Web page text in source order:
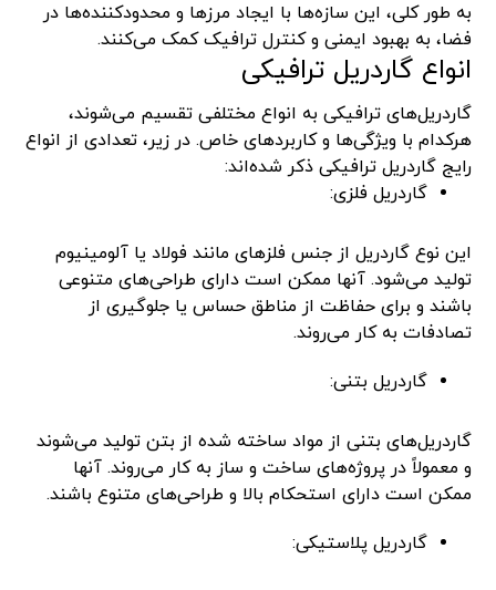
به طور کلی، این سازه‌ها با ایجاد مرزها و محدودکننده‌ها در
فضا، به بهبود ایمنی و کنترل ترافیک کمک می‌کنند.
انواع گاردریل ترافیکی
گاردریل‌های ترافیکی به انواع مختلفی تقسیم می‌شوند،
هرکدام با ویژگی‌ها و کاربردهای خاص. در زیر، تعدادی از انواع
رایج گاردریل ترافیکی ذکر شده‌اند:
گاردریل فلزی:
این نوع گاردریل از جنس فلزهای مانند فولاد یا آلومینیوم
تولید می‌شود. آنها ممکن است دارای طراحی‌های متنوعی
باشند و برای حفاظت از مناطق حساس یا جلوگیری از
تصادفات به کار می‌روند.
گاردریل بتنی:
گاردریل‌های بتنی از مواد ساخته شده از بتن تولید می‌شوند
و معمولاً در پروژه‌های ساخت و ساز به کار می‌روند. آنها
ممکن است دارای استحکام بالا و طراحی‌های متنوع باشند.
گاردریل پلاستیکی: